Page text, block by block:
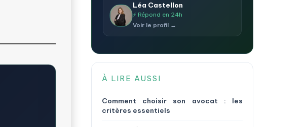
Léa Castellon
⚡ Répond en 24h
Voir le profil →
À LIRE AUSSI
Comment choisir son avocat : les
critères essentiels